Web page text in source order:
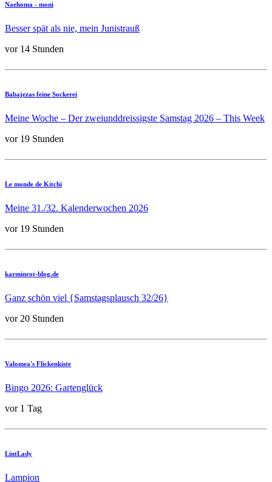
Naehoma - moni
Besser spät als nie, mein Junistrauß
vor 14 Stunden
Babajezas feine Sockerei
Meine Woche – Der zweiunddreissigste Samstag 2026 – This Week
vor 19 Stunden
Le monde de Kitchi
Meine 31./32. Kalenderwochen 2026
vor 19 Stunden
karminrot-blog.de
Ganz schön viel {Samstagsplausch 32/26}
vor 20 Stunden
Valomea's Flickenkiste
Bingo 2026: Gartenglück
vor 1 Tag
LintLady
Lampion